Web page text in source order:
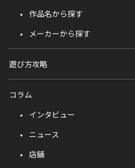
作品名から探す
メーカーから探す
遊び方攻略
コラム
インタビュー
ニュース
店舗